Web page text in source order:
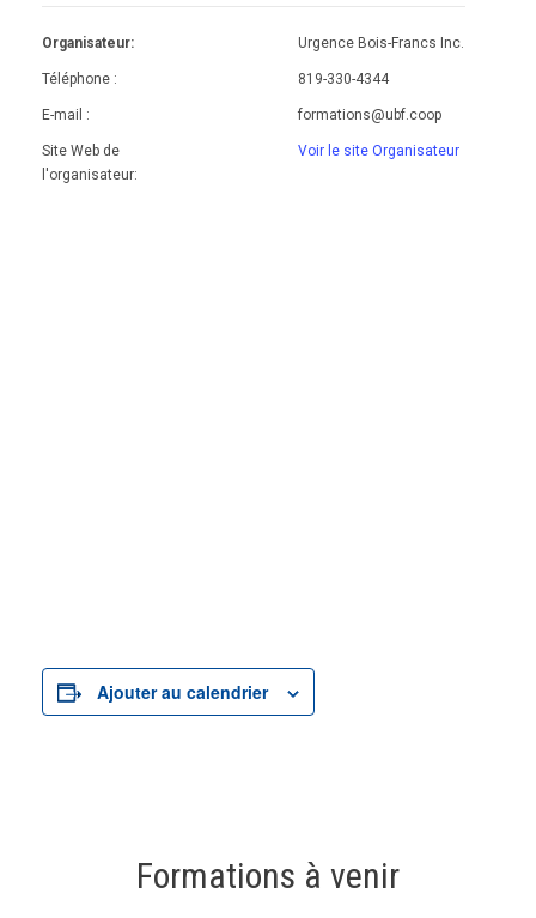
Organisateur: Urgence Bois-Francs Inc.
Téléphone : 819-330-4344
E-mail : formations@ubf.coop
Site Web de
l'organisateur:
Voir le site Organisateur
Ajouter au calendrier
Formations à venir